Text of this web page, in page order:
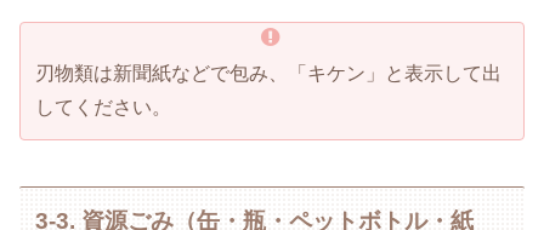
刃物類は新聞紙などで包み、「キケン」と表示して出
してください。
3-3. 資源ごみ（缶・瓶・ペットボトル・紙